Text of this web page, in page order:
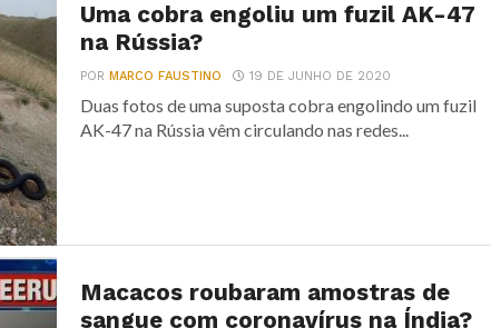
Uma cobra engoliu um fuzil AK-47
na Rússia?
PORMARCO FAUSTINO 19 DE JUNHO DE 2020
Duas fotos de uma suposta cobra engolindo um fuzil
AK-47 na Rússia vêm circulando nas redes...
Macacos roubaram amostras de
sangue com coronavírus na Índia?